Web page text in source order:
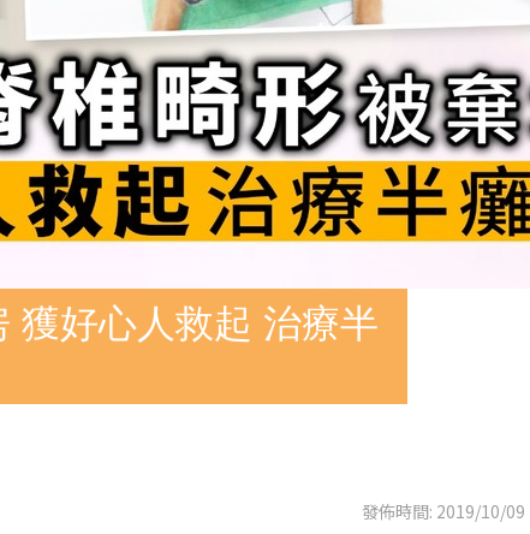
獲好心人救起 治療半
發佈時間: 2019/10/09